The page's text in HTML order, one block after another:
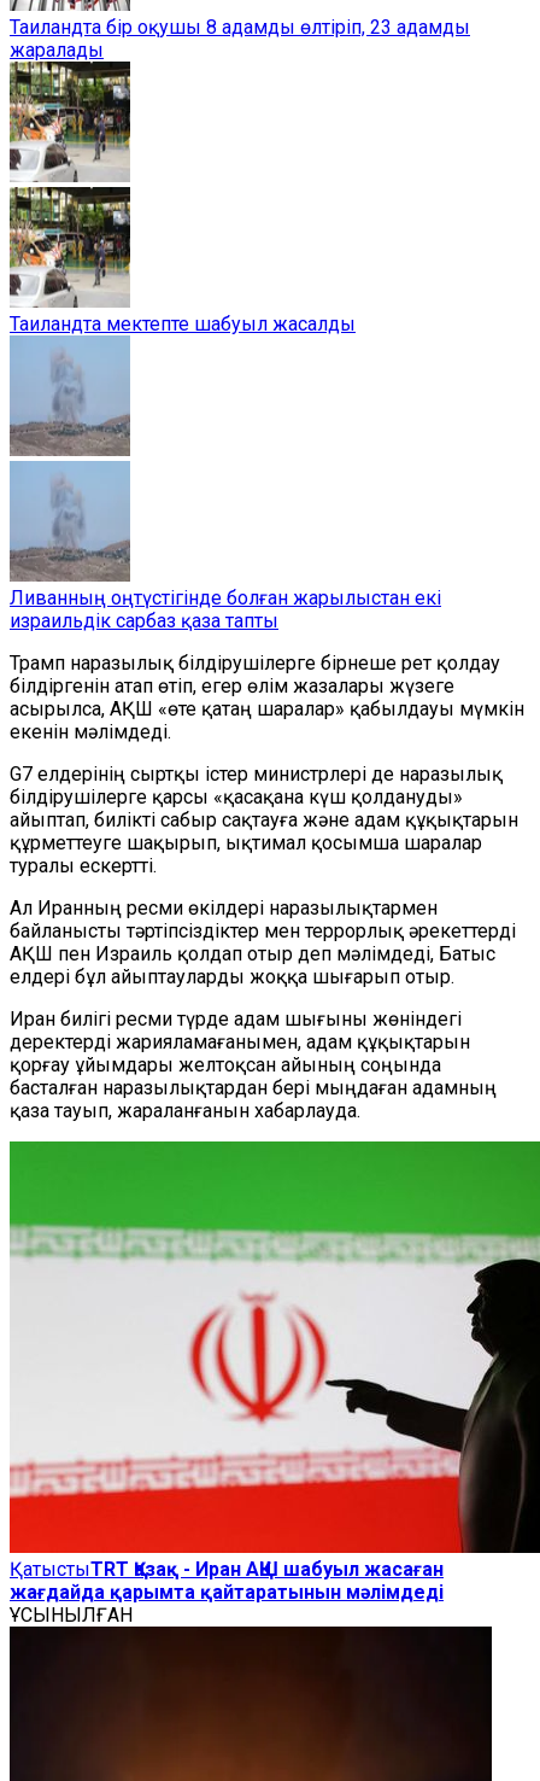
Таиландта бір оқушы 8 адамды өлтіріп, 23 адамды
жаралады
Таиландта мектепте шабуыл жасалды
Ливанның оңтүстігінде болған жарылыстан екі
израильдік сарбаз қаза тапты
Трамп наразылық білдірушілерге бірнеше рет қолдау
білдіргенін атап өтіп, егер өлім жазалары жүзеге
асырылса, АҚШ «өте қатаң шаралар» қабылдауы мүмкін
екенін мәлімдеді.
G7 елдерінің сыртқы істер министрлері де наразылық
білдірушілерге қарсы «қасақана күш қолдануды»
айыптап, билікті сабыр сақтауға және адам құқықтарын
құрметтеуге шақырып, ықтимал қосымша шаралар
туралы ескертті.
Ал Иранның ресми өкілдері наразылықтармен
байланысты тәртіпсіздіктер мен террорлық әрекеттерді
АҚШ пен Израиль қолдап отыр деп мәлімдеді, Батыс
елдері бұл айыптауларды жоққа шығарып отыр.
Иран билігі ресми түрде адам шығыны жөніндегі
деректерді жарияламағанымен, адам құқықтарын
қорғау ұйымдары желтоқсан айының соңында
басталған наразылықтардан бері мыңдаған адамның
қаза тауып, жараланғанын хабарлауда.
ҚатыстыTRT Қазақ - Иран АҚШ шабуыл жасаған
жағдайда қарымта қайтаратынын мәлімдеді
ҰСЫНЫЛҒАН